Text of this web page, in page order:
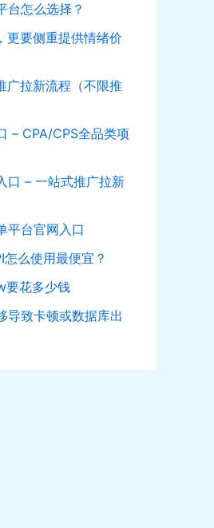
台怎么选择？
更要侧重提供情绪价
广拉新流程（不限推
– CPA/CPS全品类项
口 – 一站式推广拉新
平台官网入口
么使用最便宜？
要花多少钱
导致卡顿或数据库出